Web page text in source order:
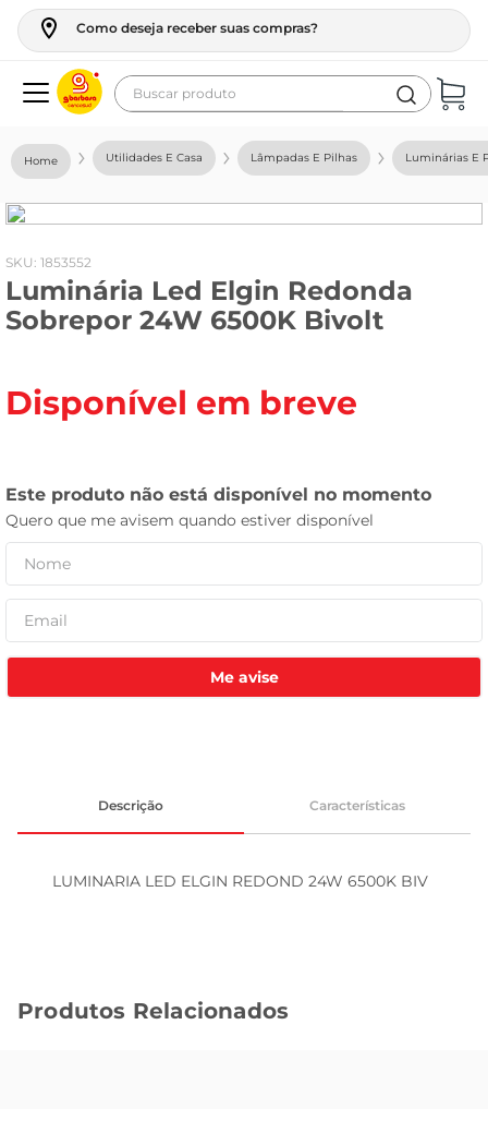
Como deseja receber suas compras?
Buscar produto
Utilidades E Casa Lâmpadas E Pilhas Luminárias E
: 1853552
Luminária Led Elgin Redonda
Sobrepor 24W 6500K Bivolt
Disponível em breve
Me avise
Descrição Características
LUMINARIA LED ELGIN REDOND 24W 6500K BIV
Produtos Relacionados
geladeira
fogao
café
cerveja
leite
tv